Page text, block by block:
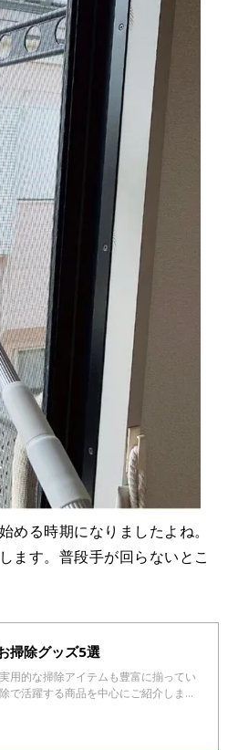
る時期になりましたよね。
ます。普段手が回らないとこ
掃除グッズ5選
用的な掃除アイテムも豊富に揃ってい
で活躍する商品を中心にご紹介しま